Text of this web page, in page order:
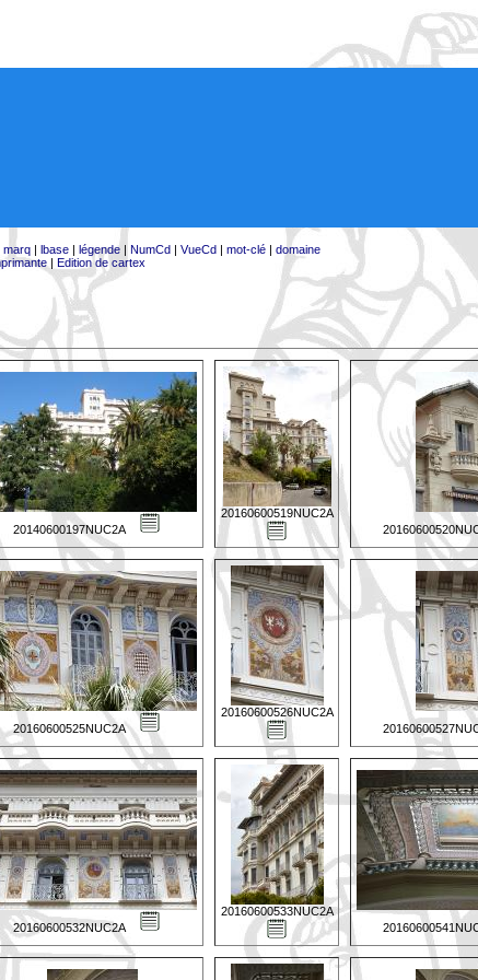
marq| lbase| légende| NumCd| VueCd| mot-clé| domaine
| Edition de cartex
20140600197NUC2A
20160600519NUC2A
20160600525NUC2A
20160600526NUC2A
20160600532NUC2A
20160600533NUC2A